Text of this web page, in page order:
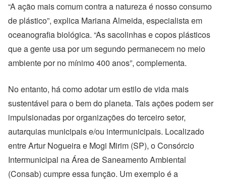
“A ação mais comum contra a natureza é nosso consumo
de plástico”, explica Mariana Almeida, especialista em
oceanografia biológica. “As sacolinhas e copos plásticos
que a gente usa por um segundo permanecem no meio
ambiente por no mínimo 400 anos”, complementa.
No entanto, há como adotar um estilo de vida mais
sustentável para o bem do planeta. Tais ações podem ser
impulsionadas por organizações do terceiro setor,
autarquias municipais e/ou intermunicipais. Localizado
entre Artur Nogueira e Mogi Mirim (SP), o Consórcio
Intermunicipal na Área de Saneamento Ambiental
(Consab) cumpre essa função. Um exemplo é a